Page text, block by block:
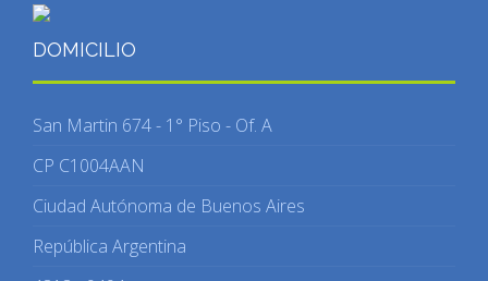
DOMICILIO
San Martin 674 - 1° Piso - Of. A
CP C1004AAN
Ciudad Autónoma de Buenos Aires
República Argentina